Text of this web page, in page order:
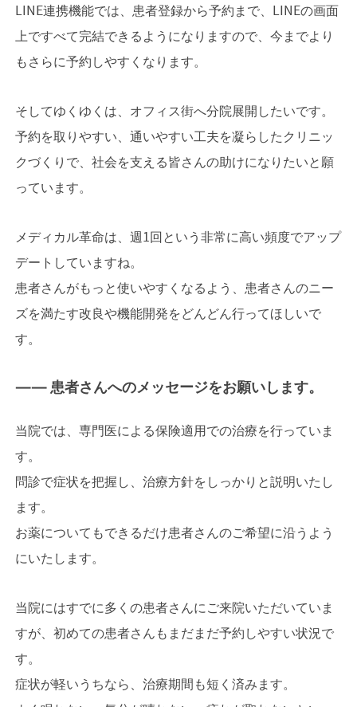
LINE連携機能では、患者登録から予約まで、LINEの画面
上ですべて完結できるようになりますので、今までより
もさらに予約しやすくなります。
そしてゆくゆくは、オフィス街へ分院展開したいです。
予約を取りやすい、通いやすい工夫を凝らしたクリニッ
クづくりで、社会を支える皆さんの助けになりたいと願
っています。
メディカル革命は、週1回という非常に高い頻度でアップ
デートしていますね。
患者さんがもっと使いやすくなるよう、患者さんのニー
ズを満たす改良や機能開発をどんどん行ってほしいで
す。
—— 患者さんへのメッセージをお願いします。
当院では、専門医による保険適用での治療を行っていま
す。
問診で症状を把握し、治療方針をしっかりと説明いたし
ます。
お薬についてもできるだけ患者さんのご希望に沿うよう
にいたします。
当院にはすでに多くの患者さんにご来院いただいていま
すが、初めての患者さんもまだまだ予約しやすい状況で
す。
症状が軽いうちなら、治療期間も短く済みます。